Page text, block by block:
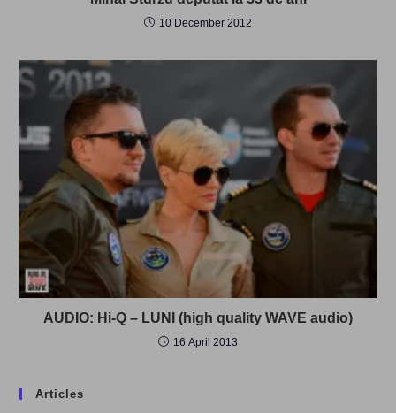
10 December 2012
AUDIO: Hi-Q – LUNI (high quality WAVE audio)
16 April 2013
Articles